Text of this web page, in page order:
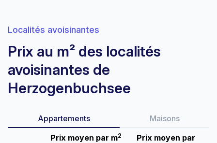
Localités avoisinantes
Prix au m² des localités
avoisinantes de
Herzogenbuchsee
Appartements Maisons
Prix moyen par m2
Prix moyen par